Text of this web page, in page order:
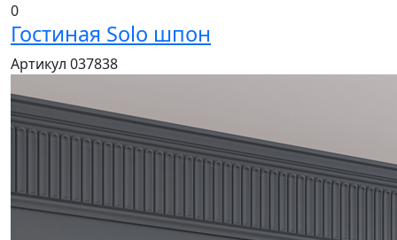
0
Гостиная Solo шпон
Артикул 037838